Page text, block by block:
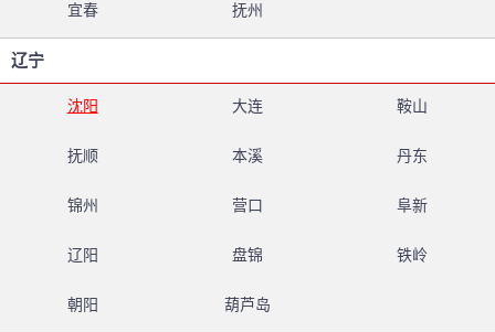
宜春 抚州
辽宁
沈阳 大连 鞍山
抚顺 本溪 丹东
锦州 营口 阜新
辽阳 盘锦 铁岭
朝阳 葫芦岛